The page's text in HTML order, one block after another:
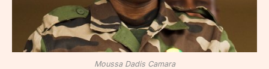
Moussa Dadis Camara